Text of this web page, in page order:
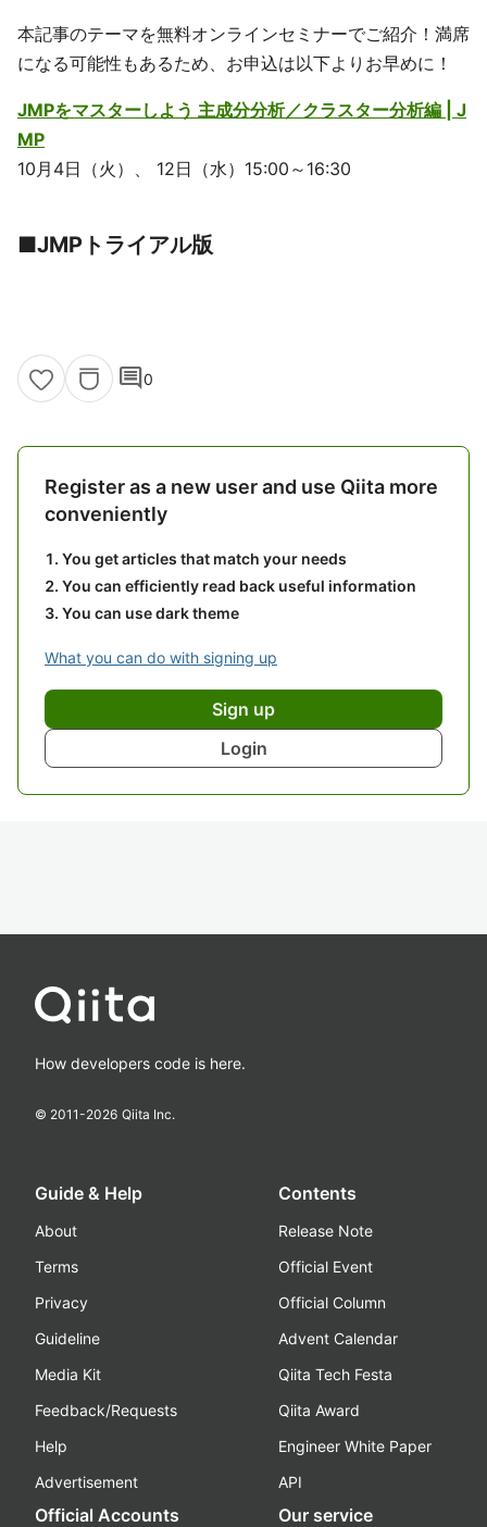
本記事のテーマを無料オンラインセミナーでご紹介！満席
になる可能性もあるため、お申込は以下よりお早めに！
JMPをマスターしよう 主成分分析／クラスター分析編 | J
MP
10月4日（火）、 12日（水）15:00～16:30
■JMPトライアル版
comment0
Register as a new user and use Qiita more
conveniently
You get articles that match your needs
You can efficiently read back useful information
You can use dark theme
What you can do with signing up
Sign up
Login
How developers code is here.
© 2011-2026 Qiita Inc.
Guide & Help
About
Terms
Privacy
Guideline
Media Kit
Feedback/Requests
Help
Advertisement
Contents
Release Note
Official Event
Official Column
Advent Calendar
Qiita Tech Festa
Qiita Award
Engineer White Paper
API
Official Accounts Our service